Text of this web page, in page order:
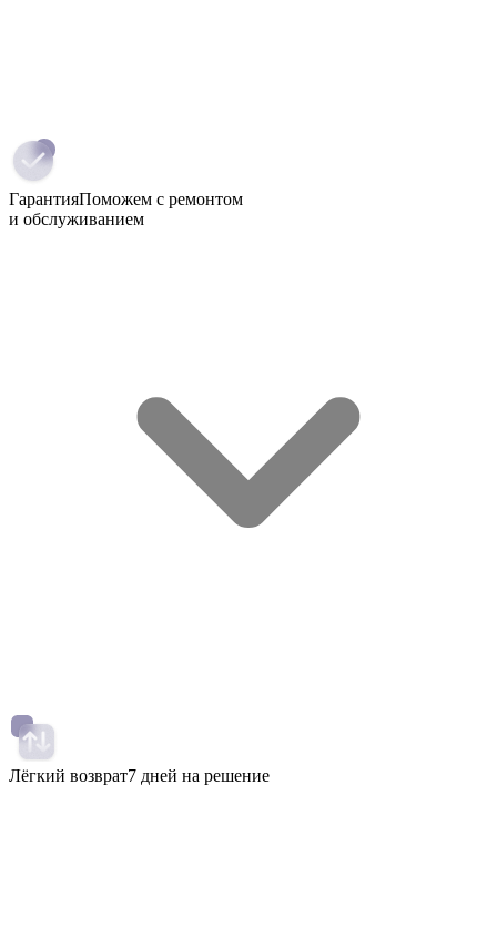
ГарантияПоможем с ремонтом
и обслуживанием
Лёгкий возврат7 дней на решение